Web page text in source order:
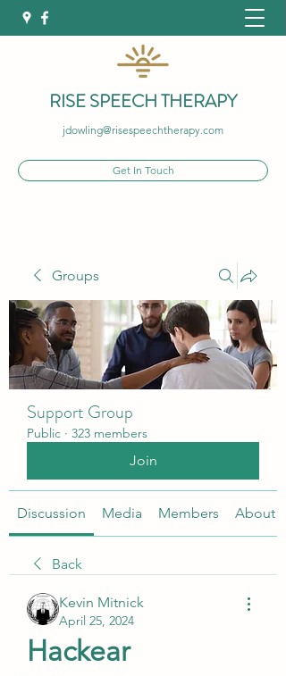
RISE SPEECH THERAPY
jdowling@risespeechtherapy.com
Get In Touch
Groups
Support Group
Public · 323 members
Join
Discussion Media Members About
Back
Kevin Mitnick
April 25, 2024
Hackear